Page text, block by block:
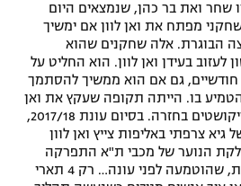
שחר ואת בר כהן, שנמצאים היום
מפתח את ואן לוון אם ימשיך
הבוגרת. אלה שחקנים שהוא
לעזוב בעידן ואן לוון. הוא החליט על
חודשיים, גם אם הוא ממשיך להסתמך
הטמיע בו. הייתה תקופה שעקץ את ואן
לוון בטוויטר וקיבל ממנו ריקושטים בחזרה. בסיום עונת 2017/18,
צרפתי באליפות צייץ ואן לוון
הנוער של מכבי ת"א התפרקה
בגלל הפילוסופיה ההולנדית, שהוטמעה לפני עונה… רק 4 תארי